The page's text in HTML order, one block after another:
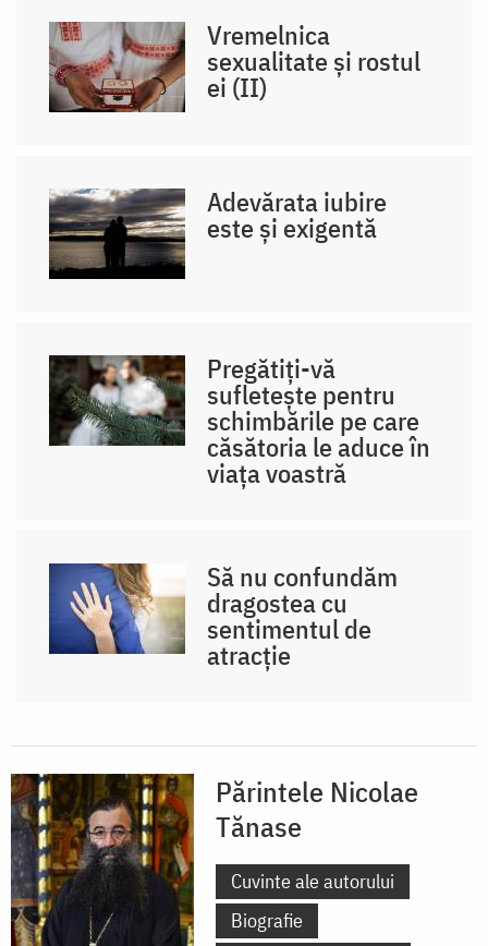
Vremelnica
sexualitate și rostul
ei (II)
Adevărata iubire
este și exigentă
Pregătiți-vă
sufletește pentru
schimbările pe care
căsătoria le aduce în
viața voastră
Să nu confundăm
dragostea cu
sentimentul de
atracție
Părintele Nicolae
Tănase
Cuvinte ale autorului
Biografie